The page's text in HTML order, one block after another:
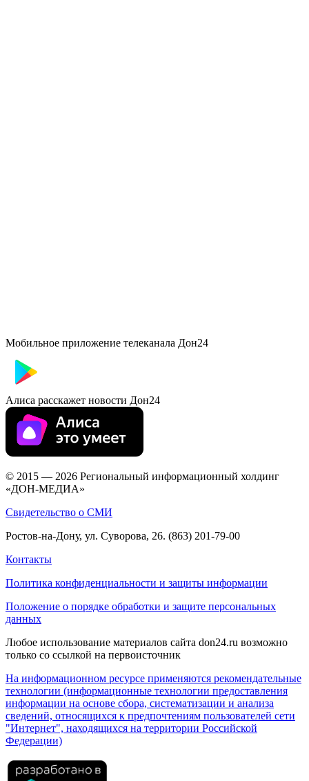
Мобильное приложение телеканала Дон24
Алиса расскажет новости Дон24
© 2015 — 2026 Региональный информационный холдинг
«ДОН-МЕДИА»
Свидетельство о СМИ
Ростов-на-Дону, ул. Суворова, 26. (863) 201-79-00
Контакты
Политика конфиденциальности и защиты информации
Положение о порядке обработки и защите персональных
данных
Любое использование материалов сайта don24.ru возможно
только со ссылкой на первоисточник
На информационном ресурсе применяются рекомендательные
технологии (информационные технологии предоставления
информации на основе сбора, систематизации и анализа
сведений, относящихся к предпочтениям пользователей сети
"Интернет", находящихся на территории Российской
Федерации)